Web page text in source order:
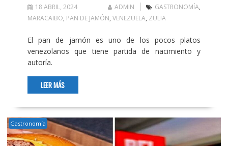
18 ABRIL, 2024 ADMIN GASTRONOMÍA,
MARACAIBO, PAN DE JAMÓN, VENEZUELA, ZULIA
El pan de jamón es uno de los pocos platos
venezolanos que tiene partida de nacimiento y
autoría.
LEER MÁS
Gastronomía